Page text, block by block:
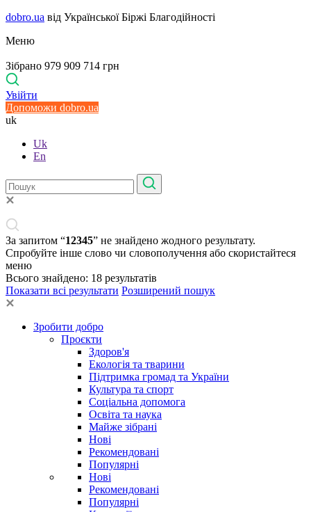
dobro.ua від Української Біржі Благодійності
Меню
Зібрано 979 909 714 грн
Увійти
Допоможи dobro.ua
uk
Uk
En
За запитом “12345” не знайдено жодного результату.
Спробуйте інше слово чи словополучення або скористайтеся
меню
Всього знайдено: 18 результатів
Показати всі результати Розширений пошук
Зробити добро
Проєкти
Здоров'я
Екологія та тварини
Підтримка громад та України
Культура та спорт
Соціальна допомога
Освіта та наука
Майже зібрані
Нові
Рекомендовані
Популярні
Нові
Рекомендовані
Популярні